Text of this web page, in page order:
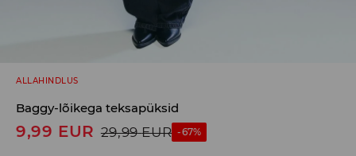
ALLAHINDLUS
Baggy-lõikega teksapüksid
9,99 EUR 29,99 EUR -67%